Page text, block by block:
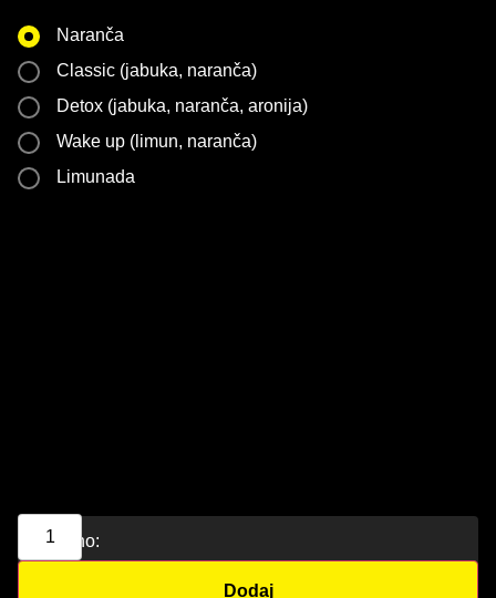
Naranča
Classic (jabuka, naranča)
Detox (jabuka, naranča, aronija)
Wake up (limun, naranča)
Limunada
Ukupno:
Dodaj